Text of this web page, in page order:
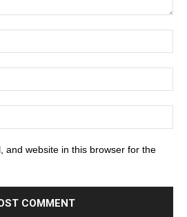
and website in this browser for the